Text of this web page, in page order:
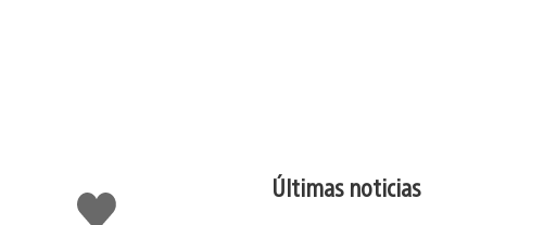
Me Últimas noticias